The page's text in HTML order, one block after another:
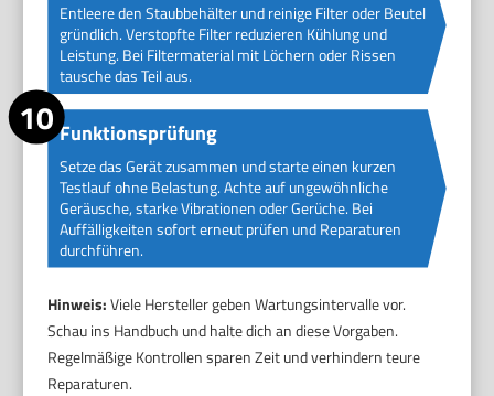
Entleere den Staubbehälter und reinige Filter oder Beutel
gründlich. Verstopfte Filter reduzieren Kühlung und
Leistung. Bei Filtermaterial mit Löchern oder Rissen
tausche das Teil aus.
Funktionsprüfung
Setze das Gerät zusammen und starte einen kurzen
Testlauf ohne Belastung. Achte auf ungewöhnliche
Geräusche, starke Vibrationen oder Gerüche. Bei
Auffälligkeiten sofort erneut prüfen und Reparaturen
durchführen.
Hinweis:Viele Hersteller geben Wartungsintervalle vor.
Schau ins Handbuch und halte dich an diese Vorgaben.
Regelmäßige Kontrollen sparen Zeit und verhindern teure
Reparaturen.